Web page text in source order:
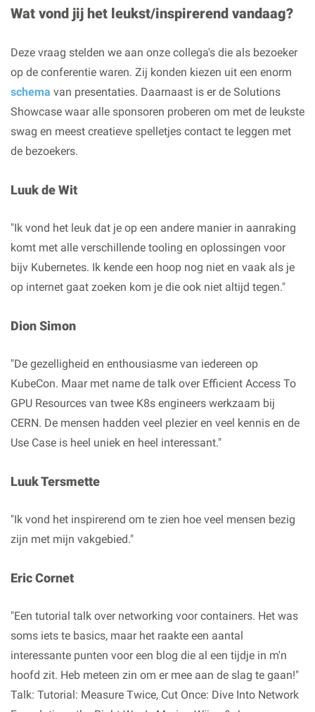
Wat vond jij het leukst/inspirerend vandaag?
Deze vraag stelden we aan onze collega's die als bezoeker
op de conferentie waren. Zij konden kiezen uit een enorm
schema van presentaties. Daarnaast is er de Solutions
Showcase waar alle sponsoren proberen om met de leukste
swag en meest creatieve spelletjes contact te leggen met
de bezoekers.
Luuk de Wit
"Ik vond het leuk dat je op een andere manier in aanraking
komt met alle verschillende tooling en oplossingen voor
bijv Kubernetes. Ik kende een hoop nog niet en vaak als je
op internet gaat zoeken kom je die ook niet altijd tegen."
Dion Simon
"De gezelligheid en enthousiasme van iedereen op
KubeCon. Maar met name de talk over Efficient Access To
GPU Resources van twee K8s engineers werkzaam bij
CERN. De mensen hadden veel plezier en veel kennis en de
Use Case is heel uniek en heel interessant."
Luuk Tersmette
"Ik vond het inspirerend om te zien hoe veel mensen bezig
zijn met mijn vakgebied."
Eric Cornet
"Een tutorial talk over networking voor containers. Het was
soms iets te basics, maar het raakte een aantal
interessante punten voor een blog die al een tijdje in m'n
hoofd zit. Heb meteen zin om er mee aan de slag te gaan!"
Talk: Tutorial: Measure Twice, Cut Once: Dive Into Network